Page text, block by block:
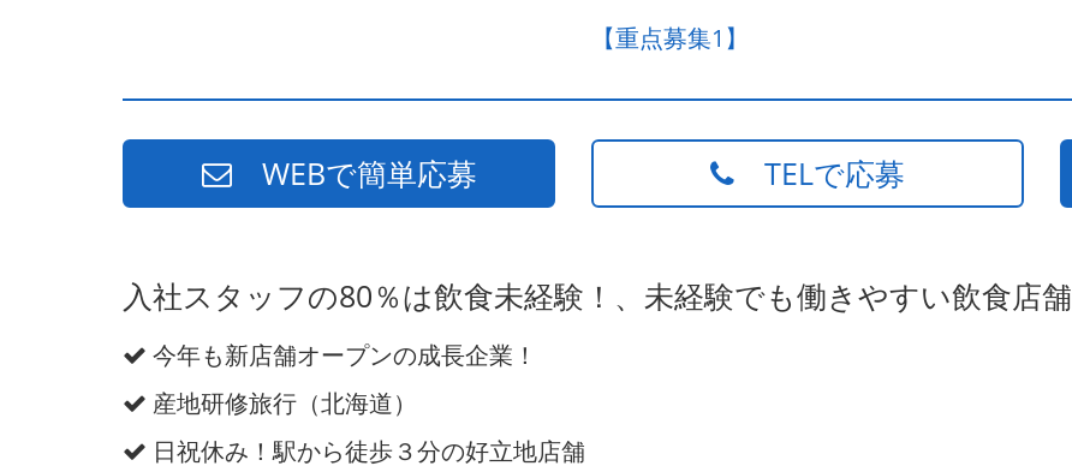
【重点募集1】
WEBで簡単応募 TELで応募
入社スタッフの80％は飲食未経験！、未経験でも働きやすい飲食店舗
今年も新店舗オープンの成長企業！
産地研修旅行（北海道）
日祝休み！駅から徒歩３分の好立地店舗